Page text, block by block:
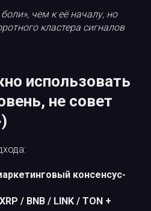
чем к её началу, но
кластера сигналов
использовать
не совет
консенсус-
/ BNB / LINK / TON +